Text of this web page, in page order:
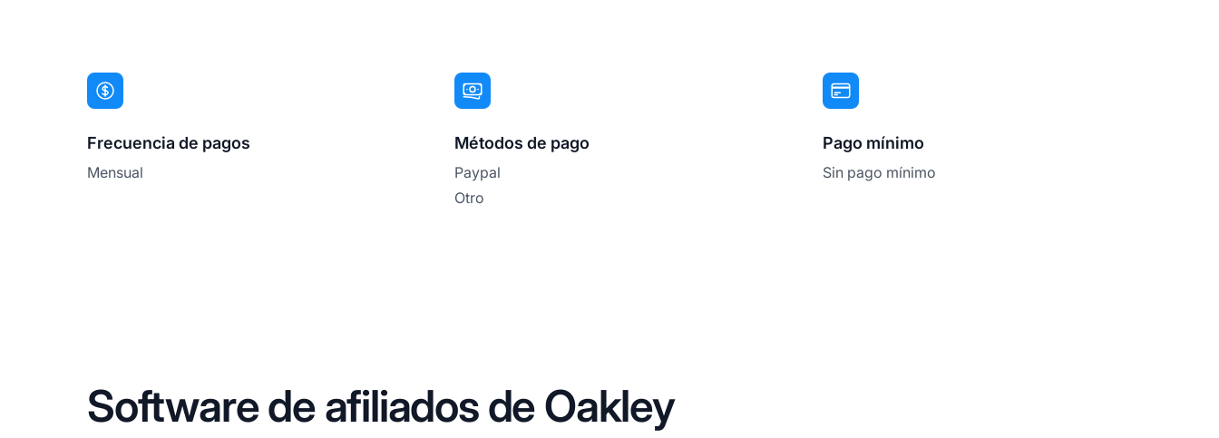
Frecuencia de pagos
Mensual
Métodos de pago
Paypal
Otro
Pago mínimo
Sin pago mínimo
Software de afiliados de Oakley